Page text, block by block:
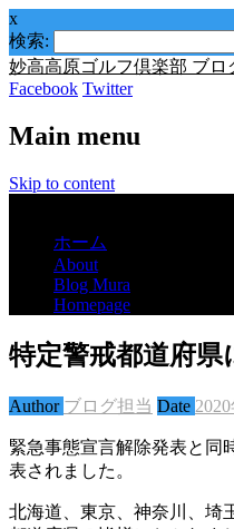
x
検索:
妙高高原ゴルフ倶楽部 ブロ
Facebook Twitter
Main menu
Skip to content
ホーム
About
Blog Mura
Homepage
特定警戒都道府
Author ブログ担当 Date
緊急事態宣言解除発表と同
表されました。
北海道、東京、神奈川、埼